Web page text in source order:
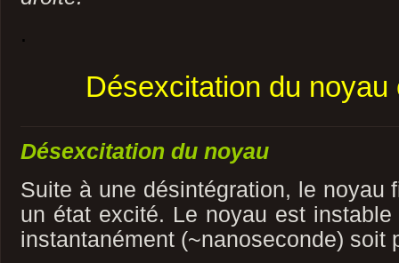
.
Désexcitation du noyau
Désexcitation du noyau
Suite à une désintégration, le noyau
un état excité. Le noyau est
instantanément (~nanoseconde) soit